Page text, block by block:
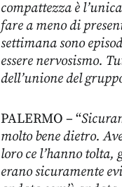
compattezza è
fare a meno di
settimana sono
essere nervosismo.
dell’unione del
PALERMO – “
molto bene dietro.
loro ce l’hanno tolta,
erano sicuramente